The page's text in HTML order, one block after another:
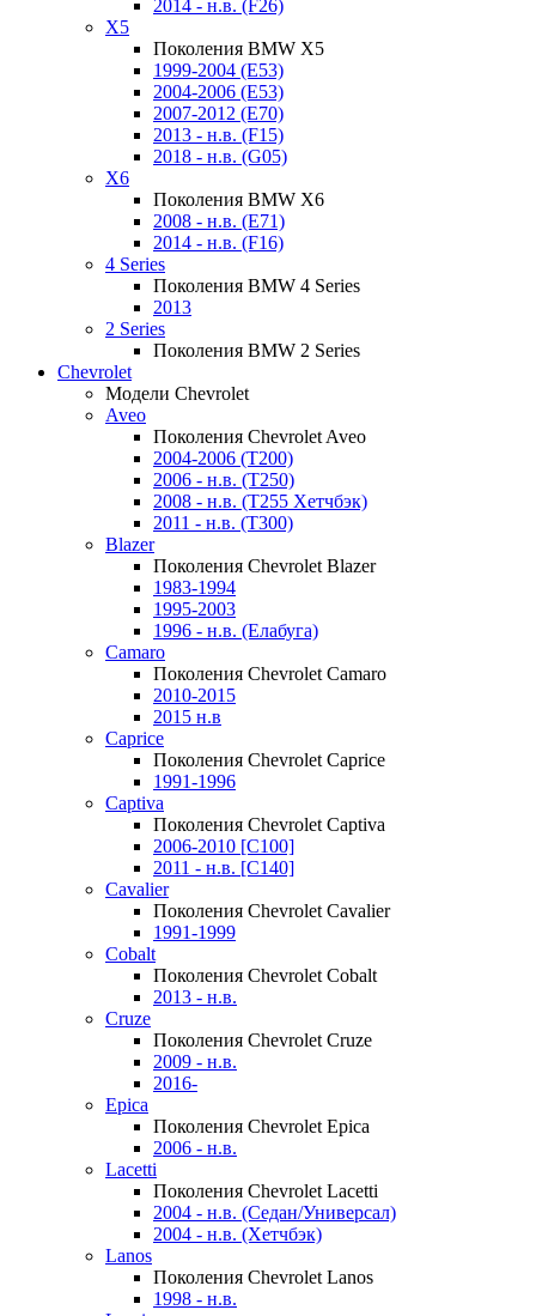
2014 - н.в. (F26)
X5
Поколения BMW X5
1999-2004 (E53)
2004-2006 (E53)
2007-2012 (E70)
2013 - н.в. (F15)
2018 - н.в. (G05)
X6
Поколения BMW X6
2008 - н.в. (E71)
2014 - н.в. (F16)
4 Series
Поколения BMW 4 Series
2013
2 Series
Поколения BMW 2 Series
Chevrolet
Модели Chevrolet
Aveo
Поколения Chevrolet Aveo
2004-2006 (T200)
2006 - н.в. (T250)
2008 - н.в. (T255 Хетчбэк)
2011 - н.в. (Т300)
Blazer
Поколения Chevrolet Blazer
1983-1994
1995-2003
1996 - н.в. (Елабуга)
Camaro
Поколения Chevrolet Camaro
2010-2015
2015 н.в
Caprice
Поколения Chevrolet Caprice
1991-1996
Captiva
Поколения Chevrolet Captiva
2006-2010 [C100]
2011 - н.в. [C140]
Cavalier
Поколения Chevrolet Cavalier
1991-1999
Cobalt
Поколения Chevrolet Cobalt
2013 - н.в.
Cruze
Поколения Chevrolet Cruze
2009 - н.в.
2016-
Epica
Поколения Chevrolet Epica
2006 - н.в.
Lacetti
Поколения Chevrolet Lacetti
2004 - н.в. (Седан/Универсал)
2004 - н.в. (Хетчбэк)
Lanos
Поколения Chevrolet Lanos
1998 - н.в.